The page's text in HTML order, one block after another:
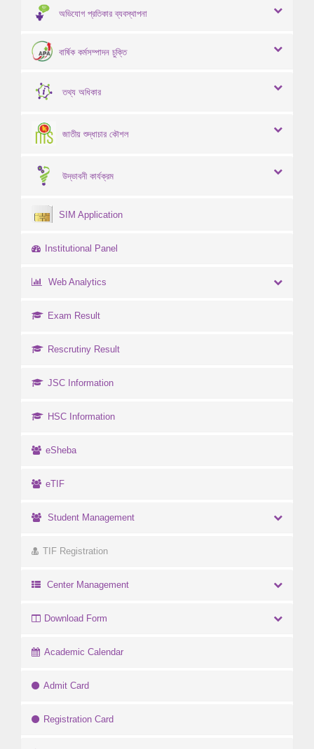
অভিযোগ প্রতিকার ব্যবস্থাপনা
বার্ষিক কর্মসম্পাদন চুক্তি
তথ্য অধিকার
জাতীয় শুদ্ধাচার কৌশল
উদ্ভাবনী কার্যক্রম
SIM Application
Institutional Panel
Web Analytics
Exam Result
Rescrutiny Result
JSC Information
HSC Information
eSheba
eTIF
Student Management
TIF Registration
Center Management
Download Form
Academic Calendar
Admit Card
Registration Card